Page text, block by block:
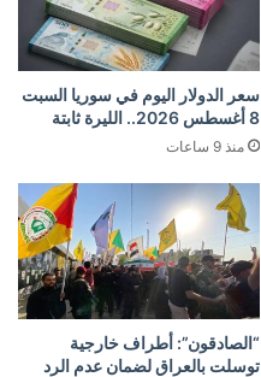
سعر الدولار اليوم في سوريا السبت
8 أغسطس 2026.. الليرة ثابتة
منذ 9 ساعات
“الصادقون”: أطراف خارجية
توسلت بالعراق لضمان عدم الرد